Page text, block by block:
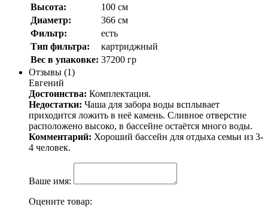
Высота:
100 см
Диаметр:
366 см
Фильтр:
есть
Тип фильтра:
картриджный
Вес в упаковке: 37200 гр
Отзывы (1)
Евгений
Достоинства: Комплектация.
Недостатки: Чаша для забора воды всплывает
приходится ложить в неё камень. Сливное отверстие
расположено высоко, в бассейне остаётся много воды.
Комментарий: Хороший бассейн для отдыха семьи из 3-
4 человек.
Ваше имя:
Оцените товар: